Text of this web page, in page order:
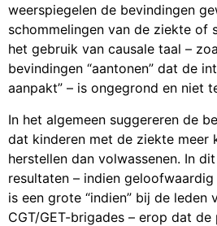
weerspiegelen de bevindingen
schommelingen van de ziekte of
het gebruik van causale taal –
bevindingen “aantonen” dat de
aanpakt” – is ongegrond en niet
In het algemeen suggereren de
dat kinderen met de ziekte meer
herstellen dan volwassenen. In
resultaten – indien
is een grote “indien” bij de leden
CGT/GET-brigades – erop dat